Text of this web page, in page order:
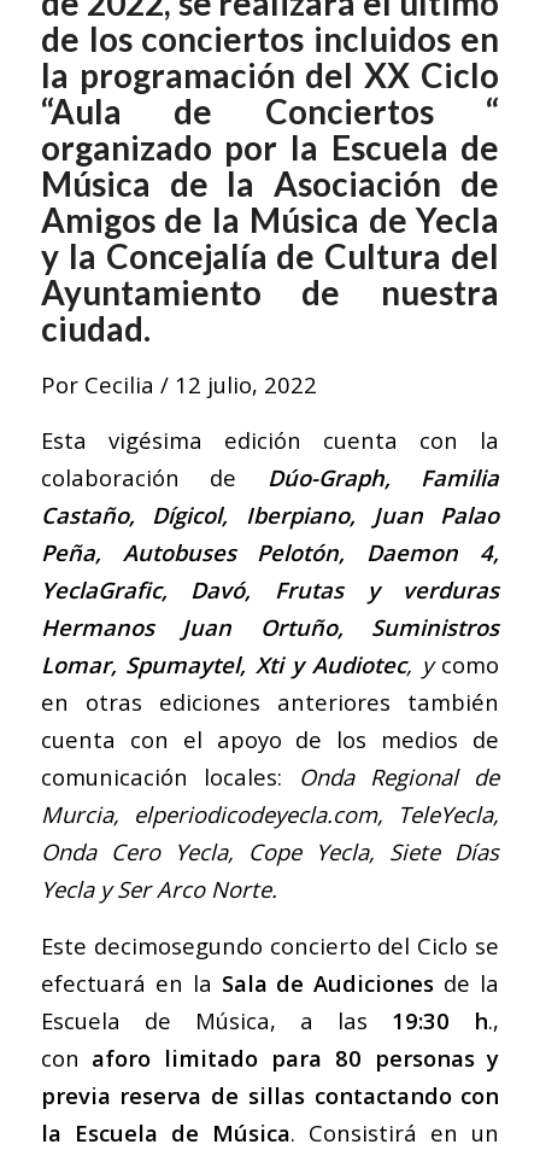
de los conciertos incluidos en
la programación del XX Ciclo
“Aula de Conciertos “
organizado por la Escuela de
Música de la Asociación de
Amigos de la Música de Yecla
y la Concejalía de Cultura del
Ayuntamiento de nuestra
ciudad.
Por Cecilia / 12 julio, 2022
Esta vigésima edición cuenta con la
colaboración de Dúo-Graph, Familia
Castaño, Dígicol, Iberpiano, Juan Palao
Peña, Autobuses Pelotón, Daemon 4,
YeclaGrafic, Davó, Frutas y verduras
Hermanos Juan Ortuño, Suministros
Lomar, Spumaytel, Xti y Audiotec, ycomo
en otras ediciones anteriores también
cuenta con el apoyo de los medios de
comunicación locales: Onda Regional de
Murcia, elperiodicodeyecla.com, TeleYecla,
Onda Cero Yecla, Cope Yecla, Siete Días
Yecla y Ser Arco Norte.
Este decimosegundo concierto del Ciclo se
efectuará en la Sala de Audiciones de la
Escuela de Música, a las 19:30 h.,
con aforo limitado para 80 personas y
previa reserva de sillas contactando con
la Escuela de Música. Consistirá en un